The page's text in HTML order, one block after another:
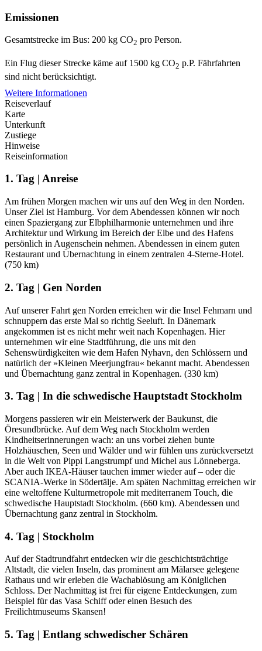
Emissionen
Gesamtstrecke im Bus: 200 kg CO2 pro Person.
Ein Flug dieser Strecke käme auf 1500 kg CO2 p.P. Fährfahrten
sind nicht berücksichtigt.
Weitere Informationen
Reiseverlauf
Karte
Unterkunft
Zustiege
Hinweise
Reiseinformation
1. Tag | Anreise
Am frühen Morgen machen wir uns auf den Weg in den Norden.
Unser Ziel ist Hamburg. Vor dem Abendessen können wir noch
einen Spaziergang zur Elbphilharmonie unternehmen und ihre
Architektur und Wirkung im Bereich der Elbe und des Hafens
persönlich in Augenschein nehmen. Abendessen in einem guten
Restaurant und Übernachtung in einem zentralen 4-Sterne-Hotel.
(750 km)
2. Tag | Gen Norden
Auf unserer Fahrt gen Norden erreichen wir die Insel Fehmarn und
schnuppern das erste Mal so richtig Seeluft. In Dänemark
angekommen ist es nicht mehr weit nach Kopenhagen. Hier
unternehmen wir eine Stadtführung, die uns mit den
Sehenswürdigkeiten wie dem Hafen Nyhavn, den Schlössern und
natürlich der »Kleinen Meerjungfrau« bekannt macht. Abendessen
und Übernachtung ganz zentral in Kopenhagen. (330 km)
3. Tag | In die schwedische Hauptstadt Stockholm
Morgens passieren wir ein Meisterwerk der Baukunst, die
Öresundbrücke. Auf dem Weg nach Stockholm werden
Kindheitserinnerungen wach: an uns vorbei ziehen bunte
Holzhäuschen, Seen und Wälder und wir fühlen uns zurückversetzt
in die Welt von Pippi Langstrumpf und Michel aus Lönneberga.
Aber auch IKEA-Häuser tauchen immer wieder auf – oder die
SCANIA-Werke in Södertälje. Am späten Nachmittag erreichen wir
eine weltoffene Kulturmetropole mit mediterranem Touch, die
schwedische Hauptstadt Stockholm. (660 km). Abendessen und
Übernachtung ganz zentral in Stockholm.
4. Tag | Stockholm
Auf der Stadtrundfahrt entdecken wir die geschichtsträchtige
Altstadt, die vielen Inseln, das prominent am Mälarsee gelegene
Rathaus und wir erleben die Wachablösung am Königlichen
Schloss. Der Nachmittag ist frei für eigene Entdeckungen, zum
Beispiel für das Vasa Schiff oder einen Besuch des
Freilichtmuseums Skansen!
5. Tag | Entlang schwedischer Schären